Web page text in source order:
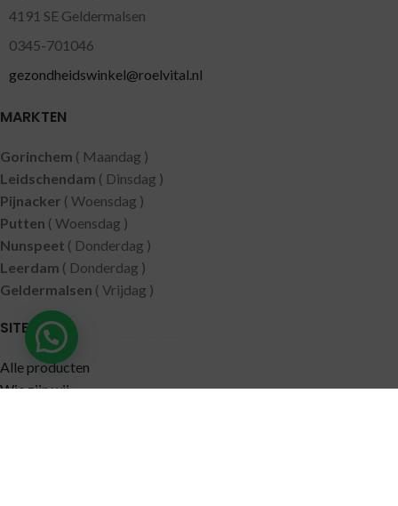
4191 SE Geldermalsen
0345-701046
gezondheidswinkel@roelvital.nl
MARKTEN
Gorinchem ( Maandag )
Leidschendam ( Dinsdag )
Pijnacker ( Woensdag )
Putten ( Woensdag )
Nunspeet ( Donderdag )
Leerdam ( Donderdag )
Geldermalsen ( Vrijdag )
SITEMAP
Alle producten
Wie zijn wij